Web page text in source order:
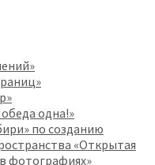
одна!»
по созданию
«Открытая
фотографиях»